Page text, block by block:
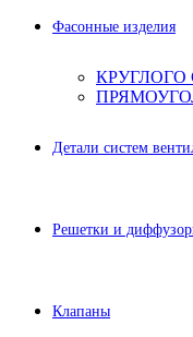
Фасонные изделия
КРУГЛОГО
Детали систем
Решетки и
Клапаны